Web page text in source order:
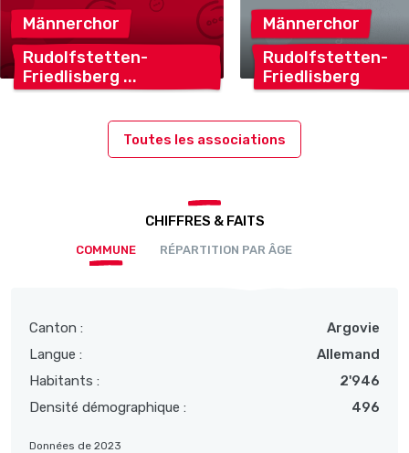
Männerchor
Rudolfstetten-
Friedlisberg
Männerchor
Rudolfstetten-
Friedlisberg
Toutes les associations
CHIFFRES & FAITS
COMMUNE RÉPARTITION PAR ÂGE
Canton :
Argovie
Langue :
Allemand
Habitants :
2'946
Densité démographique :
496
Données de 2023